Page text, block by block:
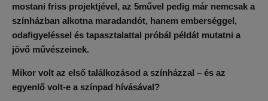
mostani friss projektjével, az 5művel pedig már nemcsak a
színházban alkotna maradandót, hanem emberséggel,
odafigyeléssel és tapasztalattal próbál példát mutatni a
jövő művészeinek.
Mikor volt az első találkozásod a színházzal – és az
egyenlő volt-e a színpad hívásával?